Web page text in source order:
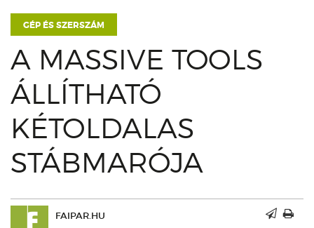
GÉP ÉS SZERSZÁM
A MASSIVE TOOLS
ÁLLÍTHATÓ
KÉTOLDALAS
STÁBMARÓJA
FAIPAR.HU